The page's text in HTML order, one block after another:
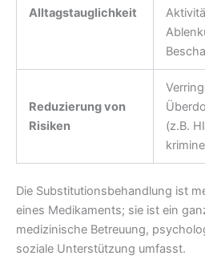
Alltagstauglichkeit
Reduzierung von
Risiken
(z.B.
Die Substitutionsbehandlung ist
eines Medikaments; sie ist ein
medizinische Betreuung,
soziale Unterstützung umfasst.